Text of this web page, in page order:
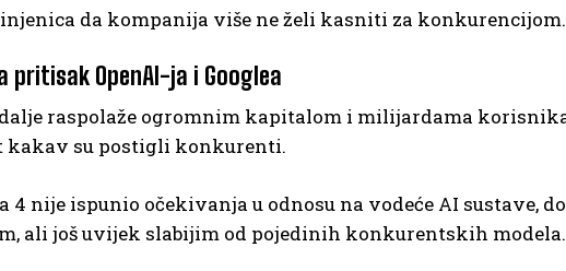
da kompanija više ne želi kasniti za konkurencijom.
pritisak OpenAI-ja i Googlea
raspolaže ogromnim kapitalom i milijardama
kakav su postigli konkurenti.
4 nije ispunio očekivanja u odnosu na vodeće AI sustave,
ali još uvijek slabijim od pojedinih konkurentskih modela.